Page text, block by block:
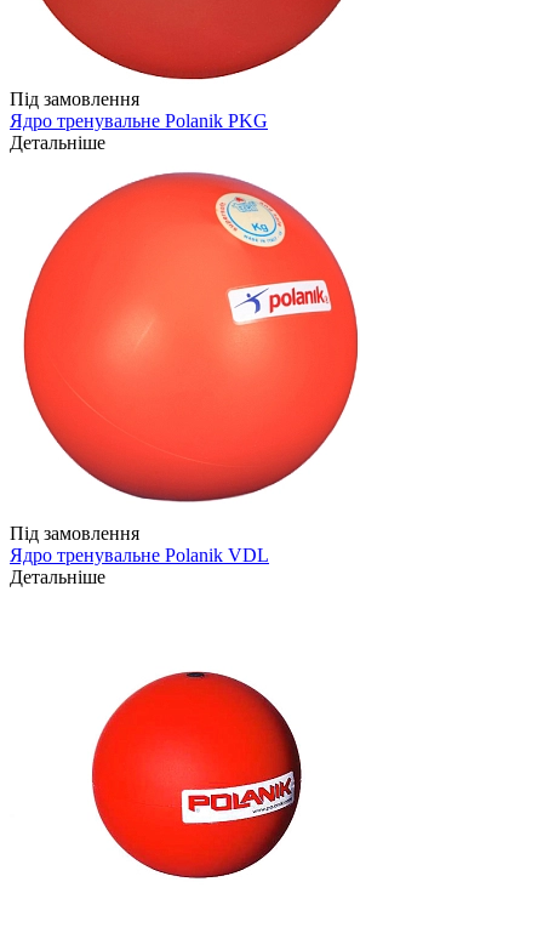
Під замовлення
Ядро тренувальне Polanik PKG
Детальніше
Під замовлення
Ядро тренувальне Polanik VDL
Детальніше